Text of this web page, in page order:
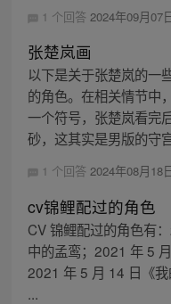
1 个回答 2024年09月07
张楚岚画
以下是关于张楚岚的一
的角色。在相关情节中
一个符号，张楚岚看完
砂，这其实是男版的守
1 个回答 2024年08月18
cv锦鲤配过的角色
CV 锦鲤配过的角色有
中的孟鸾；2021 年 5
2021 年 5 月 14 日《
...